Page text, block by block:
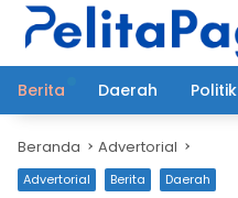
Langsung
Berita
Daerah Politik
Beranda Advertorial
Advertorial Berita Daerah